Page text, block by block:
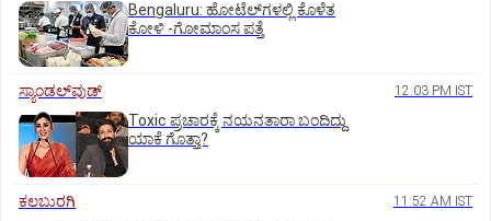
Bengaluru: ಹೋಟೆಲ್‌ಗ‌ಳಲ್ಲಿ ಕೊಳೆತ
ಕೋಳಿ -ಗೋಮಾಂಸ ಪತ್ತೆ
ಸ್ಯಾಂಡಲ್‌ವುಡ್‌ 12:03 PM IST
Toxic ಪ್ರಚಾರಕ್ಕೆ ನಯನತಾರಾ ಬಂದಿದ್ದು
ಯಾಕೆ ಗೊತ್ತಾ?
ಕಲಬುರಗಿ 11:52 AM IST